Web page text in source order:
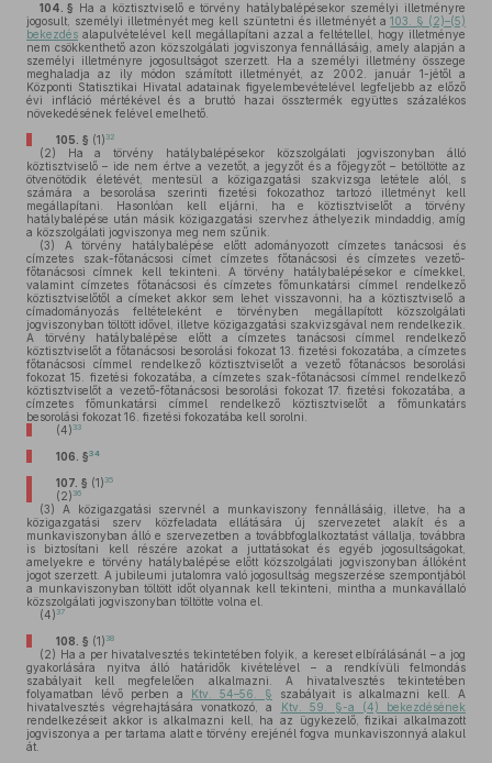
104. § Ha a köztisztviselő e törvény hatálybalépésekor személyi illetményre
jogosult, személyi illetményét meg kell szüntetni és illetményét a103. § (2)–(5)
bekezdés alapulvételével kell megállapítani azzal a feltétellel, hogy illetménye
nem csökkenthető azon közszolgálati jogviszonya fennállásáig, amely alapján a
személyi illetményre jogosultságot szerzett. Ha a személyi illetmény összege
meghaladja az ily módon számított illetményét, az 2002. január 1-jétől a
Központi Statisztikai Hivatal adatainak figyelembevételével legfeljebb az előző
évi infláció mértékével és a bruttó hazai össztermék együttes százalékos
növekedésének felével emelhető.
105. § (1) 32
(2) Ha a törvény hatálybalépésekor közszolgálati jogviszonyban álló
köztisztviselő – ide nem értve a vezetőt, a jegyzőt és a főjegyzőt – betöltötte az
ötvenötödik életévét, mentesül a közigazgatási szakvizsga letétele alól, s
számára a besorolása szerinti fizetési fokozathoz tartozó illetményt kell
megállapítani. Hasonlóan kell eljárni, ha e köztisztviselőt a törvény
hatálybalépése után másik közigazgatási szervhez áthelyezik mindaddig, amíg
a közszolgálati jogviszonya meg nem szűnik.
(3) A törvény hatálybalépése előtt adományozott címzetes tanácsosi és
címzetes szak-főtanácsosi címet címzetes főtanácsosi és címzetes vezető-
főtanácsosi címnek kell tekinteni. A törvény hatálybalépésekor e címekkel,
valamint címzetes főtanácsosi és címzetes főmunkatársi címmel rendelkező
köztisztviselőtől a címeket akkor sem lehet visszavonni, ha a köztisztviselő a
címadományozás feltételeként e törvényben megállapított közszolgálati
jogviszonyban töltött idővel, illetve közigazgatási szakvizsgával nem rendelkezik.
A törvény hatálybalépése előtt a címzetes tanácsosi címmel rendelkező
köztisztviselőt a főtanácsosi besorolási fokozat 13. fizetési fokozatába, a címzetes
főtanácsosi címmel rendelkező köztisztviselőt a vezető főtanácsos besorolási
fokozat 15. fizetési fokozatába, a címzetes szak-főtanácsosi címmel rendelkező
köztisztviselőt a vezető-főtanácsosi besorolási fokozat 17. fizetési fokozatába, a
címzetes főmunkatársi címmel rendelkező köztisztviselőt a főmunkatárs
besorolási fokozat 16. fizetési fokozatába kell sorolni.
(4) 33
106. §34
107. § (1) 35
(2) 36
(3) A közigazgatási szervnél a munkaviszony fennállásáig, illetve, ha a
közigazgatási szerv közfeladata ellátására új szervezetet alakít és a
munkaviszonyban álló e szervezetben a továbbfoglalkoztatást vállalja, továbbra
is biztosítani kell részére azokat a juttatásokat és egyéb jogosultságokat,
amelyekre e törvény hatálybalépése előtt közszolgálati jogviszonyban állóként
jogot szerzett. A jubileumi jutalomra való jogosultság megszerzése szempontjából
a munkaviszonyban töltött időt olyannak kell tekinteni, mintha a munkavállaló
közszolgálati jogviszonyban töltötte volna el.
(4) 37
108. § (1) 38
(2) Ha a per hivatalvesztés tekintetében folyik, a kereset elbírálásánál – a jog
gyakorlására nyitva álló határidők kivételével – a rendkívüli felmondás
szabályait kell megfelelően alkalmazni. A hivatalvesztés tekintetében
folyamatban lévő perben a Ktv. 54–56. § szabályait is alkalmazni kell. A
hivatalvesztés végrehajtására vonatkozó, a
Ktv. 59. §-a (4) bekezdésének
rendelkezéseit akkor is alkalmazni kell, ha az ügykezelő, fizikai alkalmazott
jogviszonya a per tartama alatt e törvény erejénél fogva munkaviszonnyá alakul
át.